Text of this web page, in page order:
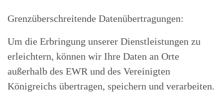
Grenzüberschreitende Datenübertragungen:
Um die Erbringung unserer Dienstleistungen zu
erleichtern, können wir Ihre Daten an Orte
außerhalb des EWR und des Vereinigten
Königreichs übertragen, speichern und verarbeiten.